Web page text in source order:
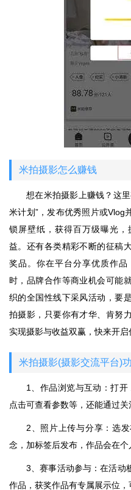
米拍摄影怎么赚钱
想在米拍摄影上赚钱？这
米计划”，发布优秀照片或Vlog
锁屏壁纸，获得百万级曝光
益。还有各类精彩不断的征稿
奖品。你在平台分享优质作
时，品牌合作等商业机会可能
织的全国性线下采风活动，要
拍摄影，只要你有才华、肯努
实现摄影与收益双赢，快来开启
米拍摄影(摄影交流平台)
1、作品浏览与互动：打开
点击可查看参数等，还能通过关
2、照片上传与分享：选
念，加标签后发布，作品会在个
3、赛事活动参与：在活动
作品，获奖作品有专属展示位，